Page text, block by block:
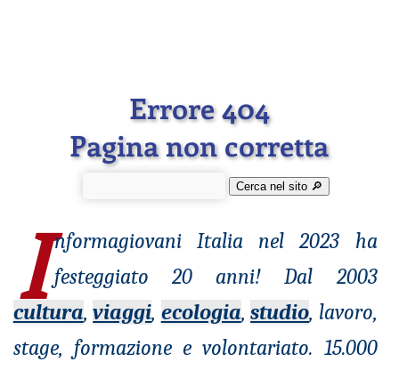
Errore 404
Pagina non corretta
Cerca nel sito 🔎︎
I nformagiovaniItalia nel 2023 ha
festeggiato 20 anni! Dal 2003
cultura,viaggi, ecologia,studio, lavoro,
stage, formazione e volontariato. 15.000